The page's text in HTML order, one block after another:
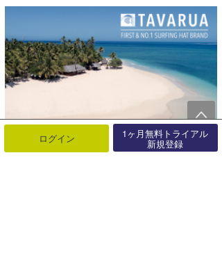
ログイン 1ヶ月無料トライアル
新規登録